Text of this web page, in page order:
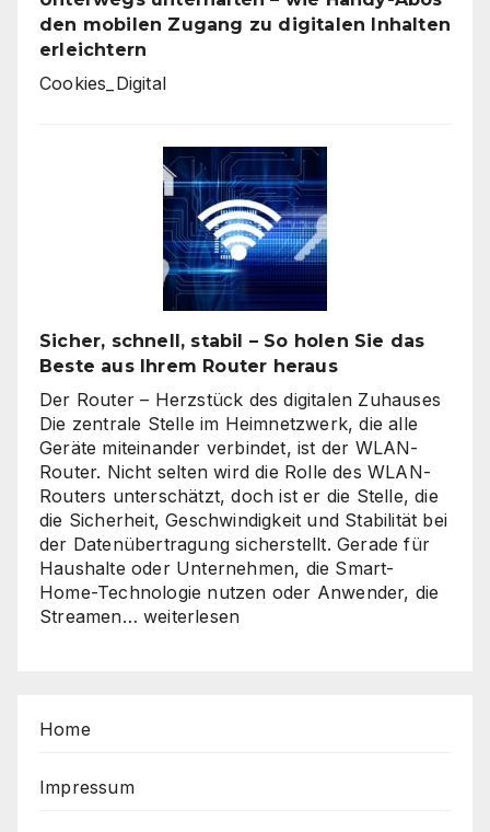
den mobilen Zugang zu digitalen Inhalten
erleichtern
Cookies_Digital
Sicher, schnell, stabil – So holen Sie das
Beste aus Ihrem Router heraus
Der Router – Herzstück des digitalen Zuhauses
Die zentrale Stelle im Heimnetzwerk, die alle
Geräte miteinander verbindet, ist der WLAN-
Router. Nicht selten wird die Rolle des WLAN-
Routers unterschätzt, doch ist er die Stelle, die
die Sicherheit, Geschwindigkeit und Stabilität bei
der Datenübertragung sicherstellt. Gerade für
Haushalte oder Unternehmen, die Smart-
Home-Technologie nutzen oder Anwender, die
Streamen… Sicher,
weiterlesen
Home
Impressum